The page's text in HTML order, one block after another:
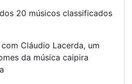
20 músicos classificados
Cláudio Lacerda, um
da música caipira